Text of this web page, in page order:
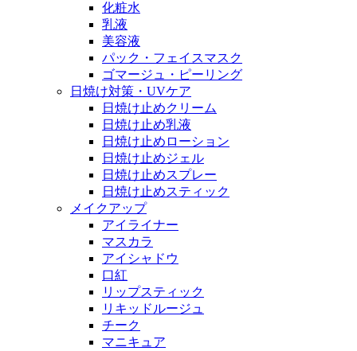
化粧水
乳液
美容液
パック・フェイスマスク
ゴマージュ・ピーリング
日焼け対策・UVケア
日焼け止めクリーム
日焼け止め乳液
日焼け止めローション
日焼け止めジェル
日焼け止めスプレー
日焼け止めスティック
メイクアップ
アイライナー
マスカラ
アイシャドウ
口紅
リップスティック
リキッドルージュ
チーク
マニキュア